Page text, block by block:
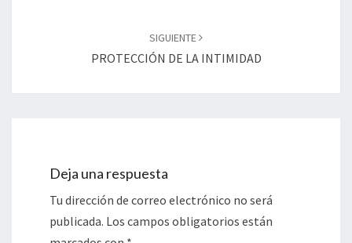
SIGUIENTE
PROTECCIÓN DE LA INTIMIDAD
Deja una respuesta
Tu dirección de correo electrónico no será
publicada. Los campos obligatorios están